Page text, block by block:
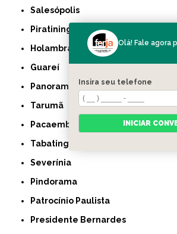
Salesópolis
Piratininga
Holambra
Guareí
Panorama
Tarumã
Pacaembu
Tabatinga
Severínia
Pindorama
Patrocínio Paulista
Presidente Bernardes
Olá! Fale agora
Insira seu telefone
INICIAR